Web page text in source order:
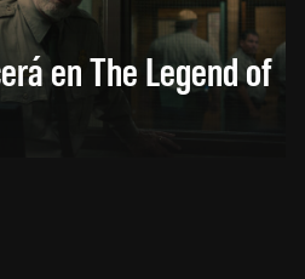
en The Legend of